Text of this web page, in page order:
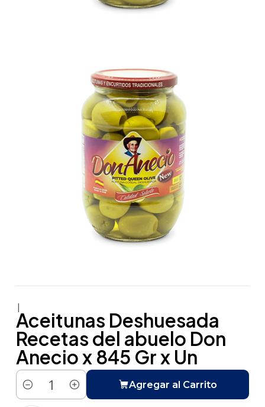
|
Aceitunas Deshuesada
Recetas del abuelo Don
Anecio x 845 Gr x Un
Cantidad
Agregar al Carrito